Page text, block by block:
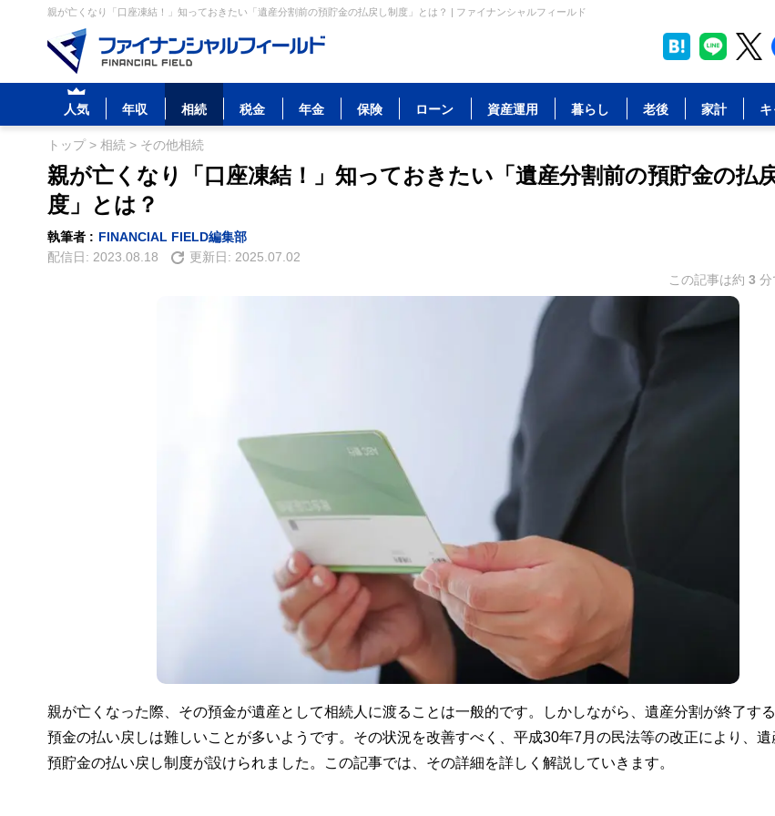
親が亡くなり「口座凍結！」知っておきたい「遺産分割前の預貯金の払戻し制度」とは？ | ファイナンシャルフィールド
人気 年収 相続 税金 年金 保険 ローン 資産運用 暮らし 老後 家計 キ
トップ> 相続 > その他相続
親が亡くなり「口座凍結！」知っておきたい「遺産分割前の預貯金の払
度」とは？
執筆者 : FINANCIAL FIELD編集部
配信日: 2023.08.18 更新日: 2025.07.02
この記事は約 3 分
親が亡くなった際、その預金が遺産として相続人に渡ることは一般的です。しかしながら、遺産分割が終了する
預金の払い戻しは難しいことが多いようです。その状況を改善すべく、平成30年7月の民法等の改正により、
預貯金の払い戻し制度が設けられました。この記事では、その詳細を詳しく解説していきます。